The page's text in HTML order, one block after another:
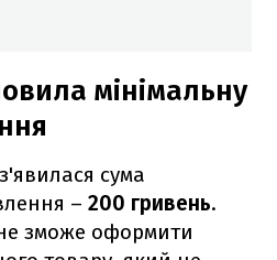
мінімальну
сума
– 200 гривень.
зможе оформити